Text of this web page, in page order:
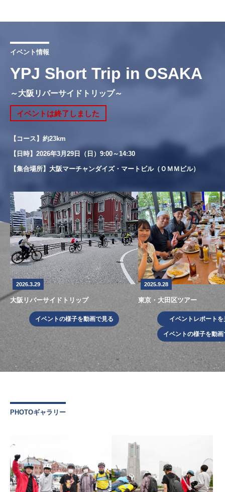
イベント情報
YPJ Short Trip in OSAKA
～大阪リバーサイドトリップ～
イベントは終了しました
【コース】約23km
【日時】2026年3月29日（日）9:00～14:30
【集合場所】大阪マーチャンダイズ・マートビル（ＯＭＭビル）
2026.3.29
大阪リバーサイドトリップ
イベントの様子を動画で見る
2025.9.28
東京・大田区ツアー
イベントレポートを
イベントの様子を動画
PHOTOギャラリー